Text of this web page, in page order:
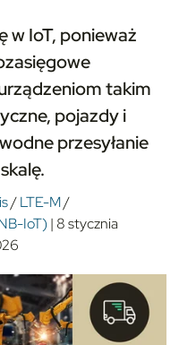
w IoT, ponieważ
takim
pojazdy i
przesyłanie
/LTE-M/
IoT) | 8 stycznia